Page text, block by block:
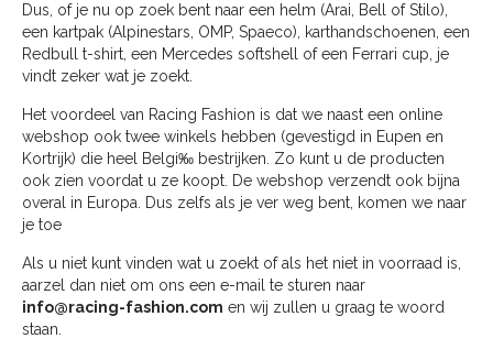
Dus, of je nu op zoek bent naar een helm (Arai, Bell of Stilo),
een kartpak (Alpinestars, OMP, Spaeco), karthandschoenen, een
Redbull t-shirt, een Mercedes softshell of een Ferrari cup, je
vindt zeker wat je zoekt.
Het voordeel van Racing Fashion is dat we naast een online
webshop ook twee winkels hebben (gevestigd in Eupen en
Kortrijk) die heel Belgi‰ bestrijken. Zo kunt u de producten
ook zien voordat u ze koopt. De webshop verzendt ook bijna
overal in Europa. Dus zelfs als je ver weg bent, komen we naar
je toe
Als u niet kunt vinden wat u zoekt of als het niet in voorraad is,
aarzel dan niet om ons een e-mail te sturen naar
info@racing-fashion.com en wij zullen u graag te woord
staan.